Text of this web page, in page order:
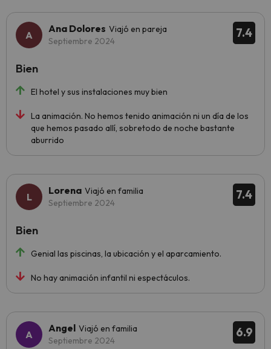
7.4
Ana Dolores Viajó en pareja
Septiembre 2024
El hotel y sus instalaciones muy bien
La animación. No hemos tenido animación ni un día de los
que hemos pasado allí, sobretodo de noche bastante
aburrido
Bien
7.4
Lorena Viajó en familia
Septiembre 2024
Genial las piscinas, la ubicación y el aparcamiento.
No hay animación infantil ni espectáculos.
Bien
6.9
Angel Viajó en familia
Septiembre 2024